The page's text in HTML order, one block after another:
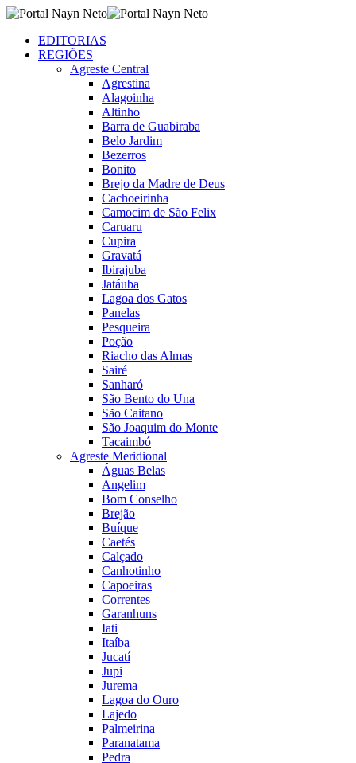
EDITORIAS
REGIÕES
Agreste Central
Agrestina
Alagoinha
Altinho
Barra de Guabiraba
Belo Jardim
Bezerros
Bonito
Brejo da Madre de Deus
Cachoeirinha
Camocim de São Felix
Caruaru
Cupira
Gravatá
Ibirajuba
Jatáuba
Lagoa dos Gatos
Panelas
Pesqueira
Poção
Riacho das Almas
Sairé
Sanharó
São Bento do Una
São Caitano
São Joaquim do Monte
Tacaimbó
Agreste Meridional
Águas Belas
Angelim
Bom Conselho
Brejão
Buíque
Caetés
Calçado
Canhotinho
Capoeiras
Correntes
Garanhuns
Iati
Itaíba
Jucatí
Jupi
Jurema
Lagoa do Ouro
Lajedo
Palmeirina
Paranatama
Pedra